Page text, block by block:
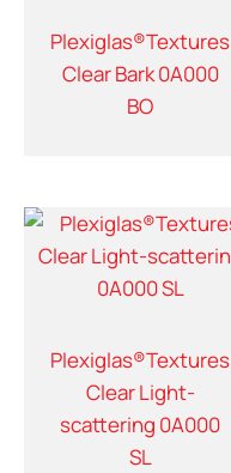
Plexiglas®Textures
Clear Bark 0A000
BO
Plexiglas®Textures
Clear Light-
scattering 0A000
SL